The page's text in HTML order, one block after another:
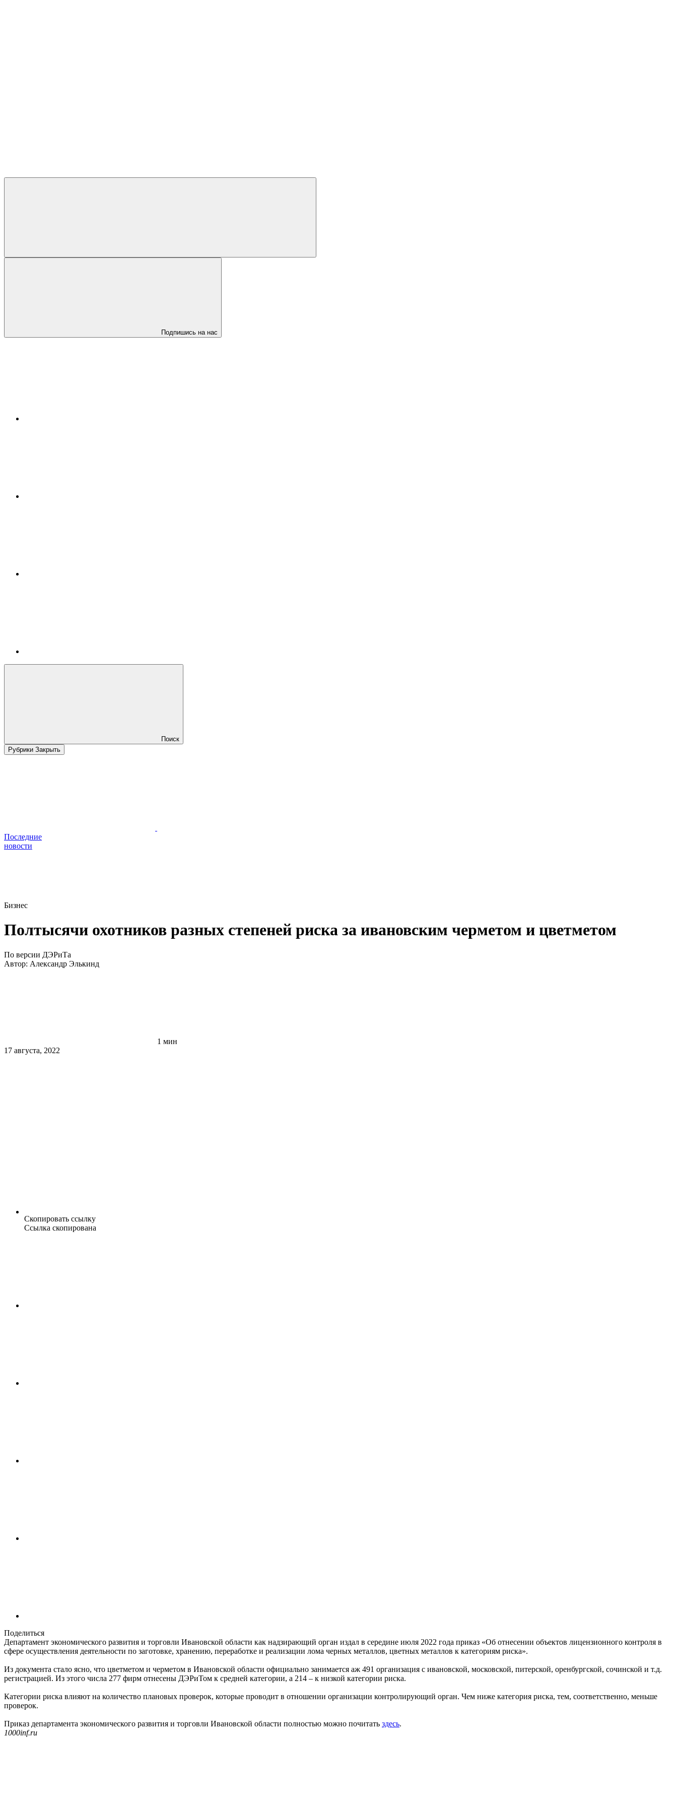
Подпишись на нас
Поиск
Рубрики Закрыть
Последние
новости
Бизнес
Полтысячи охотников разных степеней риска за ивановским черметом и цветметом
По версии ДЭРиТа
Автор: Александр Элькинд
1 мин
17 августа, 2022
Скопировать ссылку
Ссылка скопирована
Поделиться
Департамент экономического развития и торговли Ивановской области как надзирающий орган издал в середине июля 2022 года приказ «Об отнесении объектов лицензионного контроля в
сфере осуществления деятельности по заготовке, хранению, переработке и реализации лома черных металлов, цветных металлов к категориям риска».
Из документа стало ясно, что цветметом и черметом в Ивановской области официально занимается аж 491 организация с ивановской, московской, питерской, оренбургской, сочинской и т.д.
регистрацией. Из этого числа 277 фирм отнесены ДЭРиТом к средней категории, а 214 – к низкой категории риска.
Категории риска влияют на количество плановых проверок, которые проводит в отношении организации контролирующий орган. Чем ниже категория риска, тем, соответственно, меньше
проверок.
Приказ департамента экономического развития и торговли Ивановской области полностью можно почитать здесь.
1000inf.ru